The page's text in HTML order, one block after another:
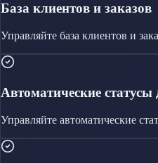
База клиентов и заказов
Управляйте база клиентов и
Автоматические статусы
Управляйте автоматические